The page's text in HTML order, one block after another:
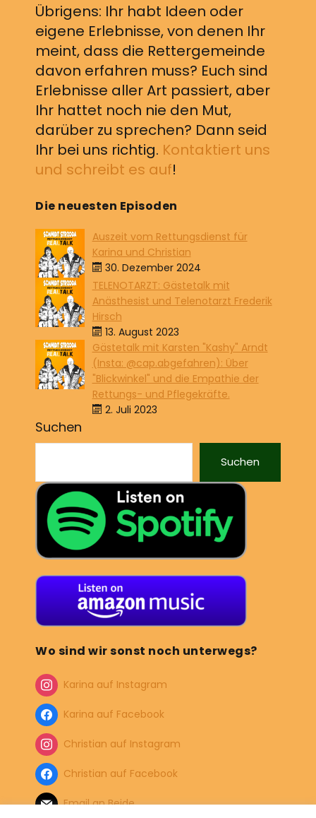
Übrigens: Ihr habt Ideen oder
eigene Erlebnisse, von denen Ihr
meint, dass die Rettergemeinde
davon erfahren muss? Euch sind
Erlebnisse aller Art passiert, aber
Ihr hattet noch nie den Mut,
darüber zu sprechen? Dann seid
Ihr bei uns richtig. Kontaktiert uns
und schreibt es auf!
Die neuesten Episoden
Auszeit vom Rettungsdienst für
Karina und Christian
30. Dezember 2024
TELENOTARZT: Gästetalk mit
Anästhesist und Telenotarzt Frederik
Hirsch
13. August 2023
Gästetalk mit Karsten "Kashy" Arndt
(Insta: @cap.abgefahren): Über
"Blickwinkel" und die Empathie der
Rettungs- und Pflegekräfte.
2. Juli 2023
Suchen
Suchen
Wo sind wir sonst noch unterwegs?
Karina auf Instagram
Karina auf Facebook
Christian auf Instagram
Christian auf Facebook
Email an Beide